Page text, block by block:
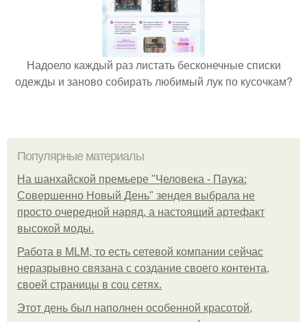
Надоело каждый раз листать бесконечные списки
одежды и заново собирать любимый лук по кусочкам?
Популярные материалы
На шанхайской премьере "Человека - Паука:
Совершенно Новый День" зендея выбрала не
просто очередной наряд, а настоящий артефакт
высокой моды.
Работа в MLM, то есть сетевой компании сейчас
неразрывно связана с создание своего контента,
своей страницы в соц сетях.
Этот день был наполнен особенной красотой,